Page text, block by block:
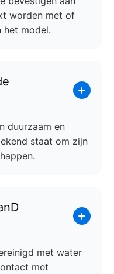
worden met of
het model.
duurzaam en
staat om zijn
met water
met